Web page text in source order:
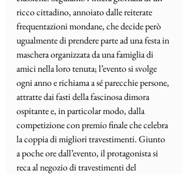
ricco cittadino, annoiato dalle reiterate
frequentazioni mondane, che decide però
ugualmente di prendere parte ad una festa in
maschera organizzata da una famiglia di
amici nella loro tenuta; l’evento si svolge
ogni anno e richiama a sé parecchie persone,
attratte dai fasti della fascinosa dimora
ospitante e, in particolar modo, dalla
competizione con premio finale che celebra
la coppia di migliori travestimenti. Giunto
a poche ore dall’evento, il protagonista si
reca al negozio di travestimenti del